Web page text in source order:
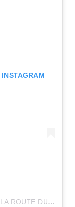
UNE PUBLICATION PARTAGÉE PAR LA ROUTE DU ROCK (@LAROUTEDUROCK)